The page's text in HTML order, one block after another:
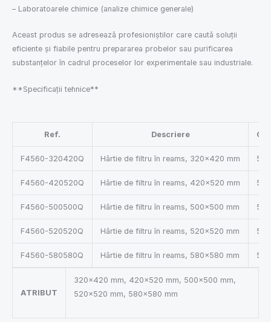
– Laboratoarele chimice (analize chimice generale)
Aceast produs se adresează profesioniștilor care caută soluții
eficiente și fiabile pentru prepararea probelor sau purificarea
substanțelor în cadrul proceselor lor experimentale sau industriale.
**Specificaţii tehnice**
Ref. Descriere
F4560-320420Q Hârtie de filtru în reams, 320×420 mm 500
F4560-420520Q Hârtie de filtru în reams, 420×520 mm 500
F4560-500500Q Hârtie de filtru în reams, 500×500 mm 500
F4560-520520Q Hârtie de filtru în reams, 520×520 mm 500
F4560-580580Q Hârtie de filtru în reams, 580×580 mm 500
ATRIBUT
320×420 mm, 420×520 mm, 500×500 mm,
520×520 mm, 580×580 mm